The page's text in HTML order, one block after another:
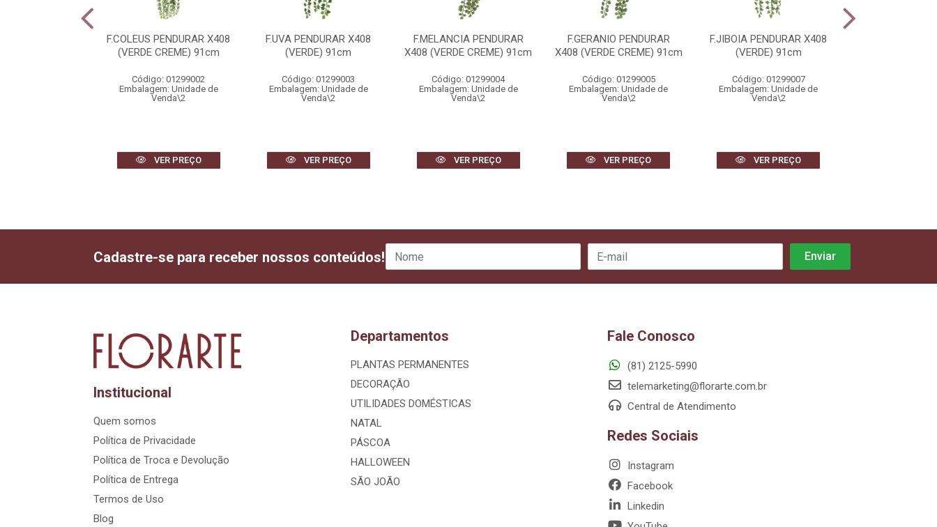
F.COLEUS PENDURAR X408
(VERDE CREME) 91cm
Código: 01299002
Embalagem: Unidade de
Venda\2
VER PREÇO
F.UVA PENDURAR X408
(VERDE) 91cm
Código: 01299003
Embalagem: Unidade de
Venda\2
VER PREÇO
F.MELANCIA PENDURAR
X408 (VERDE CREME) 91cm
Código: 01299004
Embalagem: Unidade de
Venda\2
VER PREÇO
F.GERANIO PENDURAR
X408 (VERDE CREME) 91cm
Código: 01299005
Embalagem: Unidade de
Venda\2
VER PREÇO
F.JIBOIA PENDURAR X408
(VERDE) 91cm
Código: 01299007
Embalagem: Unidade de
Venda\2
VER PREÇO
Cadastre-se para receber nossos conteúdos!
Institucional
Quem somos
Política de Privacidade
Política de Troca e Devolução
Política de Entrega
Termos de Uso
Blog
Departamentos
PLANTAS PERMANENTES
DECORAÇÃO
UTILIDADES DOMÉSTICAS
NATAL
PÁSCOA
HALLOWEEN
SÃO JOÃO
Fale Conosco
(81) 2125-5990
telemarketing@florarte.com.br
Central de Atendimento
Redes Sociais
Instagram
Facebook
Linkedin